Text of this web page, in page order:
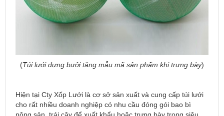
(Túi lưới đựng bưởi tăng mẫu mã sản phẩm khi trưng bày)
Hiện tại Cty Xốp Lưới là cơ sở sản xuất và cung cấp túi lưới
cho rất nhiều doanh nghiệp có nhu cầu đóng gói bao bì